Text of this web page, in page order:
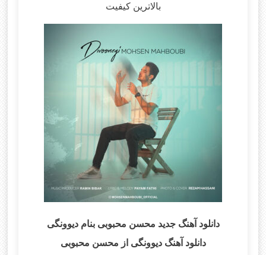
بالاترین کیفیت
دانلود آهنگ جدید محسن محبوبی بنام دیوونگی
دانلود آهنگ دیوونگی از محسن محبوبی